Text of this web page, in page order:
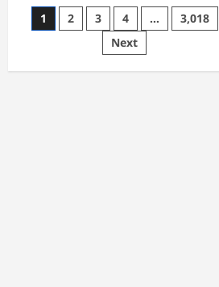
CG
:
राष्ट्रीय
हथकरघा
दिवस
Posts
1 2 3 4 …
3,018
Next